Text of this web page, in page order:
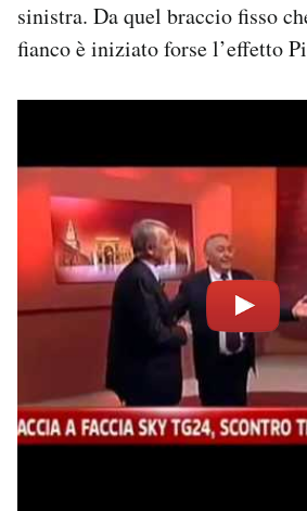
sinistra. Da quel braccio fisso
fianco è iniziato forse l’effetto